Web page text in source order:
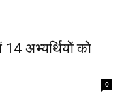
अभ्यर्थियों को
0